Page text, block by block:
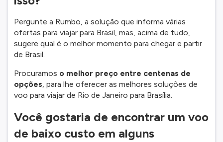
Pergunte a Rumbo, a solução que informa várias
ofertas para viajar para Brasil, mas, acima de tudo,
sugere qual é o melhor momento para chegar e partir
de Brasil.
Procuramos o melhor preço entre centenas de
opções, para lhe oferecer as melhores soluções de
voo para viajar de Rio de Janeiro para Brasília.
Você gostaria de encontrar um voo
de baixo custo em alguns